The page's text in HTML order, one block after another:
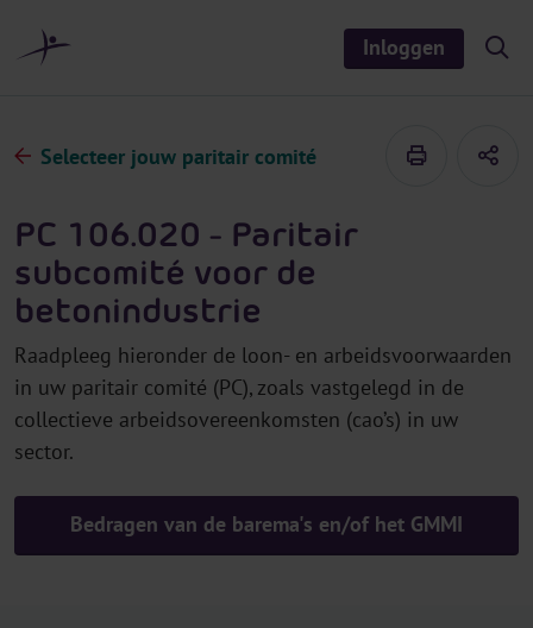
Inloggen
S
i
Selecteer jouw paritair comité
PC 106.020 - Paritair
subcomité voor de
betonindustrie
Raadpleeg hieronder de loon- en arbeidsvoorwaarden
in uw paritair comité (PC), zoals vastgelegd in de
collectieve arbeidsovereenkomsten (cao’s) in uw
sector.
Bedragen van de barema's en/of het GMMI